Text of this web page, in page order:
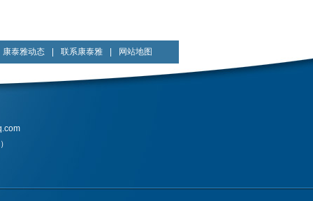
康泰雅动态 联系康泰雅 网站地图